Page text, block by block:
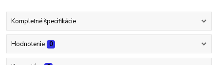
Kompletné špecifikácie
Hodnotenie 0